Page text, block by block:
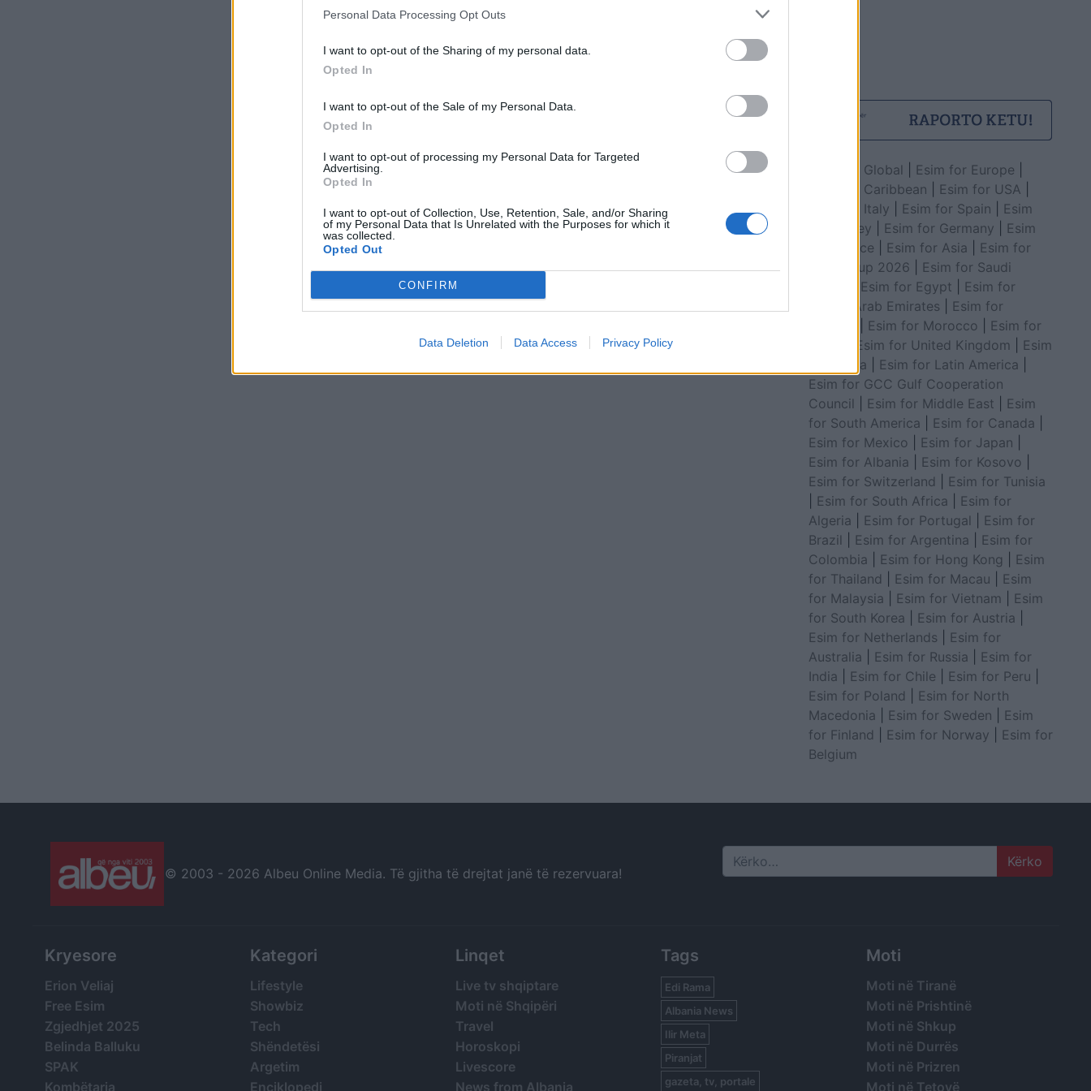
Personal Data Processing Opt Outs
I want to opt-out of the Sharing of my personal data.
Opted In
I want to opt-out of the Sale of my Personal Data.
Opted In
I want to opt-out of processing my Personal Data for Targeted
Advertising.
Opted In
I want to opt-out of Collection, Use, Retention, Sale, and/or Sharing
of my Personal Data that Is Unrelated with the Purposes for which it
was collected.
Opted Out
CONFIRM
Data Deletion Data Access Privacy Policy
Esim for Global Esim for Europe
Esim for Caribbean
Esim for USA
Esim for Italy
Esim for Spain
Esim
for Turkey
Esim for Germany
Esim
for Greece
Esim for Asia
Esim for
World Cup 2026
Esim for Saudi
Esim for Egypt
Esim for
United Arab Emirates
Esim for
Esim for Morocco
Esim for
Esim for United Kingdom
Esim
for Africa
Esim for Latin America
Esim for GCC Gulf Cooperation
Council
Esim for Middle East
Esim
for South America
Esim for Canada
Esim for Mexico
Esim for Japan
Esim for Albania
Esim for Kosovo
Esim for Switzerland
Esim for Tunisia
Esim for South Africa
Esim for
Algeria
Esim for Portugal
Esim for
Brazil
Esim for Argentina
Esim for
Colombia
Esim for Hong Kong
Esim
for Thailand
Esim for Macau
Esim
for Malaysia
Esim for Vietnam
Esim
for South Korea
Esim for Austria
Esim for Netherlands
Esim for
Australia
Esim for Russia
Esim for
India
Esim for Chile Esim for Peru
Esim for Poland
Esim for North
Macedonia
Esim for Sweden
Esim
for Finland
Esim for Norway
Esim for
Belgium
© 2003 - 2026 Albeu Online Media. Të gjitha të drejtat janë të rezervuara! Search
Kryesore
Erion Veliaj
Free Esim
Zgjedhjet 2025
Belinda Balluku
SPAK
Kombëtarja
Kategori
Lifestyle
Showbiz
Tech
Shëndetësi
Argetim
Enciklopedi
Linqet
Live tv shqiptare
Moti në Shqipëri
Travel
Horoskopi
Livescore
News from Albania
Tags
Edi Rama
Albania News
Ilir Meta
Piranjat
gazeta, tv, portale
Moti
Moti në Tiranë
Moti në Prishtinë
Moti në Shkup
Moti në Durrës
Moti në Prizren
Moti në Tetovë